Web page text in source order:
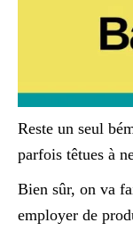
Reste un seul
parfois têtues à
Bien sûr, on va
employer de